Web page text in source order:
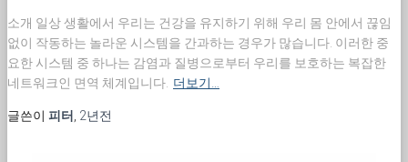
소개 일상 생활에서 우리는 건강을 유지하기 위해 우리 몸 안에서 끊임
없이 작동하는 놀라운 시스템을 간과하는 경우가 많습니다. 이러한 중
요한 시스템 중 하나는 감염과 질병으로부터 우리를 보호하는 복잡한
네트워크인 면역 체계입니다. 더보기…
글쓴이 피터 2년전